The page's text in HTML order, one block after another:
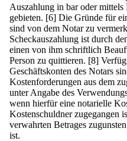
Auszahlung in bar oder mittels
gebieten. [6] Die Gründe für
sind von dem Notar zu
Scheckauszahlung ist durch
einen von ihm schriftlich
Person zu quittieren. [8]
Geschäftskonten des Notars
Kostenforderungen aus dem
unter Angabe des
wenn hierfür eine notarielle
Kostenschuldner zugegangen
verwahrten Betrages
ist.